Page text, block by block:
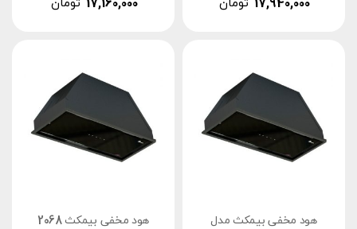
هود مخفی بیمکث مدل
هود مخفی بیمکث 2068